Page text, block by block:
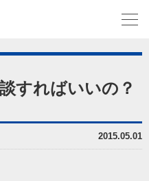
すればいいの？
2015.05.01